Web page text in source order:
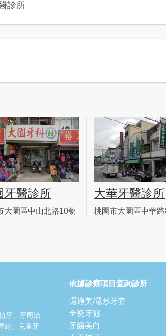
診所
牙醫診所
大園區中山北路10號
大華牙醫診所
桃園市大園區中華路
牙、牙周治
建、兒童牙
依據診療項目查詢診所
隱適美/隱形牙套
全瓷牙冠
牙齒美白